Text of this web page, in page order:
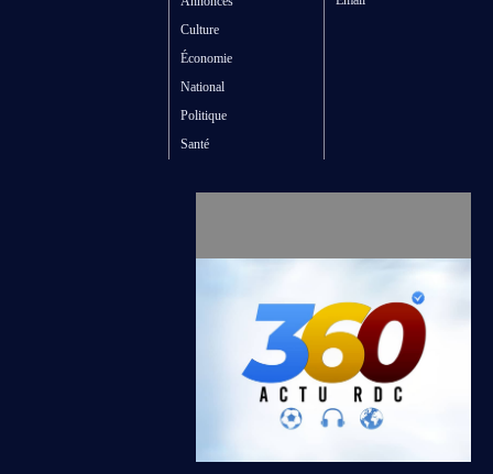
Culture
Économie
National
Politique
Santé